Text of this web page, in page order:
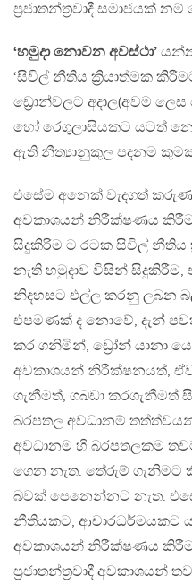
ප්‍රජාතන්ත්‍රවාදී සමාජයක්
‘හමුදා නොවන අවස්ථා’
‘සිවිල් නීතිය ක්‍රියාත්මක
ඩ්‍රොන්වලට අදාල(අවම
හෝ රෙගුලාසියකට යටත්
ඇති නීත්‍යානුකුල පදනම
එසේම අනෙක් වැදගත්
අවකාශයන් නිරීක්ෂණය
සිදුකිරිම ට රටක සිවිල් නීතිය
නැති හමුදාව විසින් සිදුකිරීම,
නිදහසට එල්ල කරනු ලබන
එපමණක් ද නොවේ, දැන්
කර ගනිමින්, ඩ්‍රෝන් යානා
අවකාශයන් නිරීක්ෂනයත්,
ගැනීමත්, ගබඩා
බරපතල අවධානම්
අවධානම හි බරපතලකම
ගෙන නැත. තේරුම් ගැනිමට
බවක් පෙනෙන්නට නැත.
නීතියකට, ආචාරධර්මයකට
අවකාශයන් නිරීක්ෂණය
ප්‍රජාතන්ත්‍රවාදී අවකාශයන්